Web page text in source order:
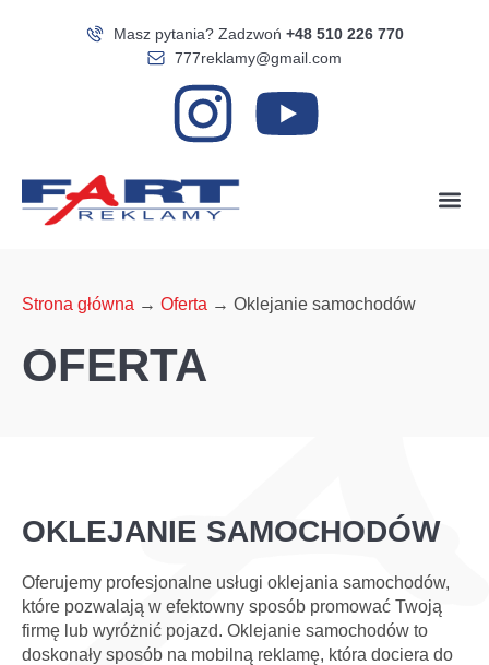
Masz pytania? Zadzwoń +48 510 226 770
777reklamy@gmail.com
Strona główna → Oferta → Oklejanie samochodów
OFERTA
OKLEJANIE SAMOCHODÓW
Oferujemy profesjonalne usługi oklejania samochodów,
które pozwalają w efektowny sposób promować Twoją
firmę lub wyróżnić pojazd. Oklejanie samochodów to
doskonały sposób na mobilną reklamę, która dociera do